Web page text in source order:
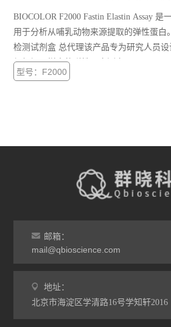
BIOCOLOR F2000 Fastin Elastin Assay 是
用于分析从哺乳动物来源提取的弹性蛋白
检测试剂盒 总代理该产品专为研究人员
组织提取样本的弹性蛋白测定。
型号：F2000
邮箱：
mail@qbioscience.com
地址：
北京市海淀区学清路16号学知轩2016